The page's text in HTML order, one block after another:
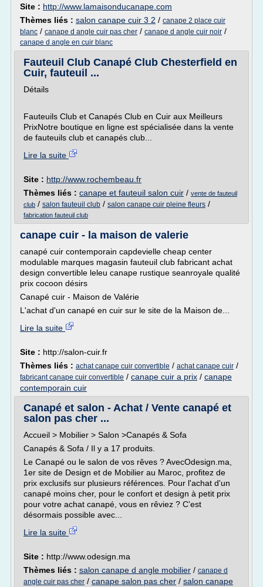
Site : http://www.lamaisonducanape.com
Thèmes liés : salon canape cuir 3 2 / canape 2 place cuir
blanc / canape d angle cuir pas cher / canape d angle cuir noir /
canape d angle en cuir blanc
Fauteuil Club Canapé Club Chesterfield en
Cuir, fauteuil ...
Détails
Fauteuils Club et Canapés Club en Cuir aux Meilleurs
PrixNotre boutique en ligne est spécialisée dans la vente
de fauteuils club et canapés club...
Lire la suite
Site : http://www.rochembeau.fr
Thèmes liés : canape et fauteuil salon cuir / vente de fauteuil
club / salon fauteuil club / salon canape cuir pleine fleurs /
fabrication fauteuil club
canape cuir - la maison de valerie
canapé cuir contemporain capdevielle cheap center
modulable marques magasin fauteuil club fabricant achat
design convertible leleu canape rustique seanroyale qualité
prix cocoon désirs
Canapé cuir - Maison de Valérie
L'achat d'un canapé en cuir sur le site de la Maison de...
Lire la suite
Site : http://salon-cuir.fr
Thèmes liés : achat canape cuir convertible / achat canape cuir /
fabricant canape cuir convertible / canape cuir a prix / canape
contemporain cuir
Canapé et salon - Achat / Vente canapé et
salon pas cher ...
Accueil > Mobilier > Salon >Canapés & Sofa
Canapés & Sofa / Il y a 17 produits.
Le Canapé ou le salon de vos rêves ? AvecOdesign.ma,
1er site de Design et de Mobilier au Maroc, profitez de
prix exclusifs sur plusieurs références. Pour l'achat d'un
canapé moins cher, pour le confort et design à petit prix
pour votre achat canapé, vous en rêviez ? C'est
désormais possible avec...
Lire la suite
Site : http://www.odesign.ma
Thèmes liés : salon canape d angle mobilier / canape d
angle cuir pas cher / canape salon pas cher / salon canape